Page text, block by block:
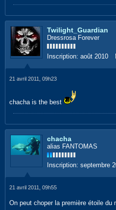
Twilight_Guardian
Dressrosa Forever
Inscription: août 2010
21 avril 2011, 09h23
chacha is the best
chacha
alias FANTOMAS
Inscription: septembre
21 avril 2011, 09h55
On peut choper la première étoile du